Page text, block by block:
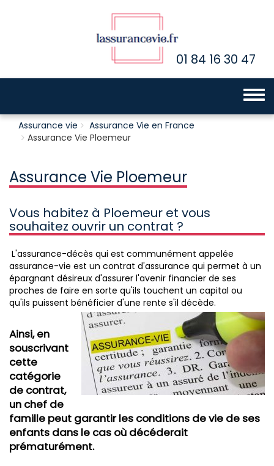
01 84 16 30 47
Toggle
Assurance vie
Assurance Vie en France
Assurance Vie Ploemeur
Assurance Vie Ploemeur
Vous habitez à Ploemeur et vous
souhaitez ouvrir un contrat ?
L'assurance-décès qui est communément appelée
assurance-vie est un contrat d'assurance qui permet à un
épargnant désireux d'assurer l'avenir financier de ses
proches de faire en sorte qu'ils touchent un capital ou
qu'ils puissent bénéficier d'une rente s'il décède.
Ainsi, en
souscrivant
cette
catégorie
de contrat,
un chef de
famille peut garantir les conditions de vie de ses
enfants dans le cas où décéderait
prématurément.